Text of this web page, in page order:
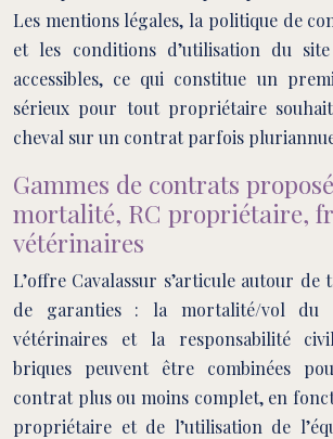
Les mentions légales, la politique de
et les conditions d’utilisation du
accessibles, ce qui constitue un
sérieux pour tout propriétaire
cheval sur un contrat parfois
Gammes de contrats
mortalité, RC propriétaire,
vétérinaires
L’offre Cavalassur s’articule autour
de garanties : la mortalité/vol du
vétérinaires et la responsabilité
briques peuvent être combinées
contrat plus ou moins complet, en
propriétaire et de l’utilisation de